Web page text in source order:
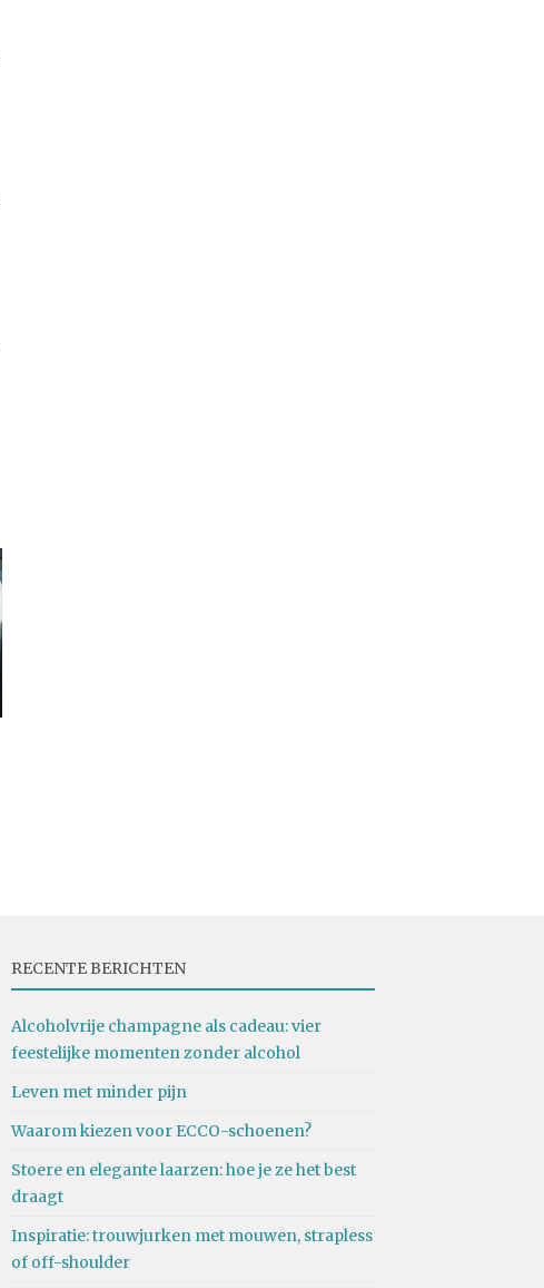
RECENTE BERICHTEN
Alcoholvrije champagne als cadeau: vier
feestelijke momenten zonder alcohol
Leven met minder pijn
Waarom kiezen voor ECCO-schoenen?
Stoere en elegante laarzen: hoe je ze het best
draagt
Inspiratie: trouwjurken met mouwen, strapless
of off-shoulder